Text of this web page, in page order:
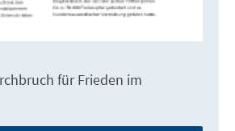
für Frieden im